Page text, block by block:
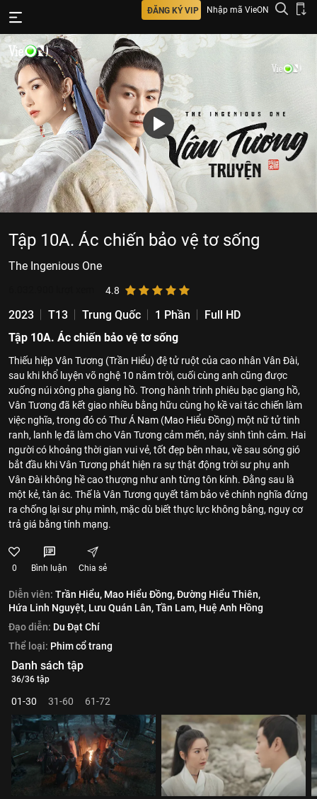
ĐĂNG KÝ VIP Nhập mã VieON
Tập 10A. Ác chiến bảo vệ tơ sống
The Ingenious One
4.8
2023 T13 Trung Quốc 1 Phần
Full HD
Tập 10A. Ác chiến bảo vệ tơ sống
Thiếu hiệp Vân Tương (Trần Hiểu) đệ tử ruột của cao nhân Vân Đài,
sau khi khổ luyện võ nghệ 10 năm trời, cuối cùng anh cũng được
xuống núi xông pha giang hồ. Trong hành trình phiêu bạc giang hồ,
Vân Tương đã kết giao nhiều bằng hữu cùng họ kề vai tác chiến làm
việc nghĩa, trong đó có Thư Á Nam (Mao Hiểu Đồng) một nữ tử tinh
ranh, lanh lẹ đã làm cho Vân Tương cảm mến, nảy sinh tình cảm. Hai
người có khoảng thời gian vui vẻ, tốt đẹp bên nhau, về sau sóng gió
bắt đầu khi Vân Tương phát hiện ra sự thật động trời sư phụ anh
Vân Đài không hề cao thượng như anh từng tôn kính. Đằng sau là
một kẻ, tàn ác. Thế là Vân Tương quyết tâm bảo vê chính nghĩa đứng
ra chống lại sư phụ mình, mặc dù biết thực lực không bằng, nguy cơ
trả giá bằng tính mạng.
0 Bình luận Chia sẻ
Diễn viên: Trần Hiểu, Mao Hiểu Đồng,Đường Hiểu Thiên,
Hứa Linh Nguyệt, Lưu Quán Lân,Tần Lam, Huệ Anh Hồng
Đạo diễn: Du Đạt Chí
Thể loại: Phim cổ trang
Danh sách tập
36/36 tập
01-30 31-60 61-72